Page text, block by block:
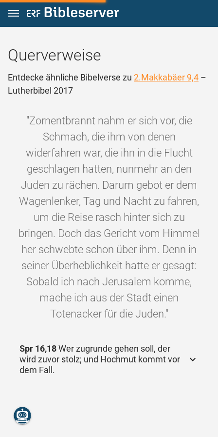
Zum Inhalt springen
Querverweise
Entdecke ähnliche Bibelverse zu 2.Makkabäer 9,4 –
Lutherbibel 2017
"Zornentbrannt nahm er sich vor, die
Schmach, die ihm von denen
widerfahren war, die ihn in die Flucht
geschlagen hatten, nunmehr an den
Juden zu rächen. Darum gebot er dem
Wagenlenker, Tag und Nacht zu fahren,
um die Reise rasch hinter sich zu
bringen. Doch das Gericht vom Himmel
her schwebte schon über ihm. Denn in
seiner Überheblichkeit hatte er gesagt:
Sobald ich nach Jerusalem komme,
mache ich aus der Stadt einen
Totenacker für die Juden."
Spr 16,18Wer zugrunde gehen soll, der
wird zuvor stolz; und Hochmut kommt vor
dem Fall.